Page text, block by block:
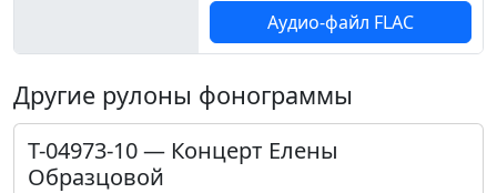
Аудио-файл FLAC
Другие рулоны фонограммы
Т-04973-10 — Концерт Елены
Образцовой